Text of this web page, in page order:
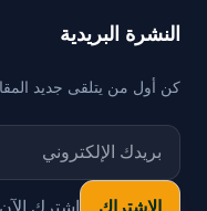
النشرة البريدية
كن أول من يتلقى جديد
اشترك الآن